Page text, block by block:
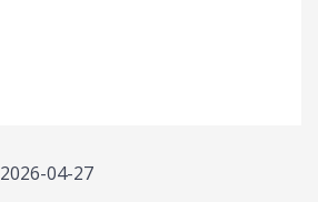
2026-04-27